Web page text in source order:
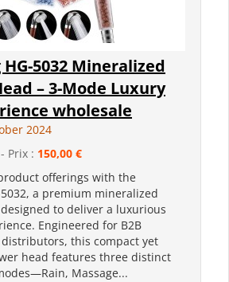
5032 Mineralized
– 3-Mode Luxury
wholesale
2024
- Prix : 150,00 €
offerings with the
a premium mineralized
to deliver a luxurious
Engineered for B2B
this compact yet
head features three distinct
Massage...